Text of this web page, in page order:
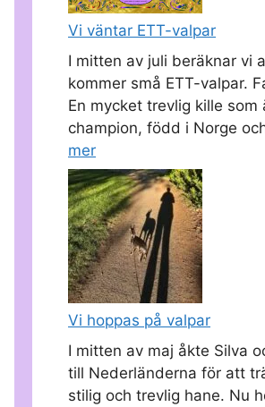
Vi väntar ETT-valpar
I mitten av juli beräknar vi
kommer små ETT-valpar.
En mycket trevlig kille som
champion, född i Norge
mer
Vi hoppas på valpar
I mitten av maj åkte Silva
till Nederländerna för att
stilig och trevlig hane. Nu